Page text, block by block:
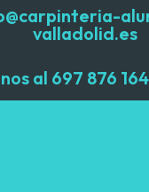
valladolid.es
al 697 876 164